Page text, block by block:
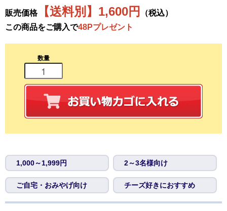
販売価格【送料別】1,600円
（税込）
この商品をご購入で48Pプレゼント
数量
1,000～1,999円 2～3名様向け
ご自宅・おみやげ向け チーズ好きにおすすめ